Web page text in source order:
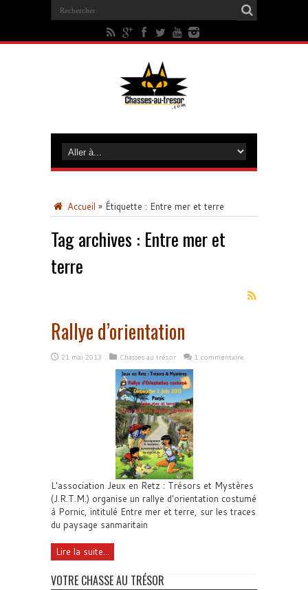
Accueil » Étiquette : Entre mer et terre
Tag archives : Entre mer et
terre
Rallye d’orientation
21 mai 2013 Chasses au trésor 1 commentaire
L'association Jeux en Retz : Trésors et Mystères
(J.R.T.M.) organise un rallye d'orientation costumé
à Pornic, intitulé Entre mer et terre, sur les traces
du paysage sanmaritain
Lire la suite...
VOTRE CHASSE AU TRÉSOR